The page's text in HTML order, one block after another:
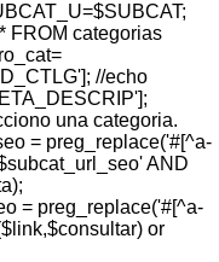
FROM categorias
//echo
una categoria.
= preg_replace('#[^a-
AND
= preg_replace('#[^a-
or